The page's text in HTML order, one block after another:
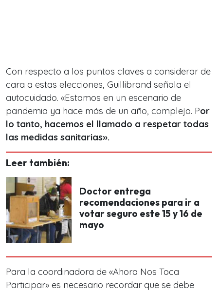
Con respecto a los puntos claves a considerar de
cara a estas elecciones, Guillibrand señala el
autocuidado. «Estamos en un escenario de
pandemia ya hace más de un año, complejo. Por
lo tanto, hacemos el llamado a respetar todas
las medidas sanitarias».
Leer también:
Doctor entrega
recomendaciones para ir a
votar seguro este 15 y 16 de
mayo
Para la coordinadora de «Ahora Nos Toca
Participar» es necesario recordar que se debe